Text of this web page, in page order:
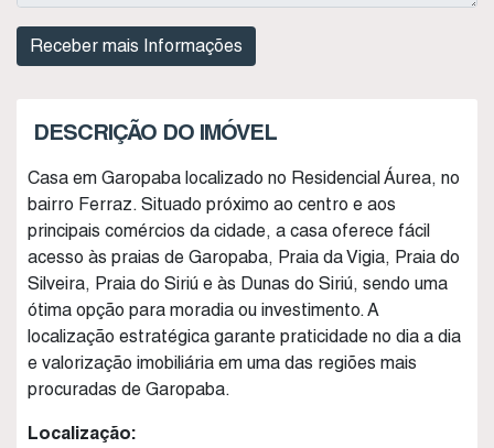
DESCRIÇÃO DO IMÓVEL
Casa em Garopaba localizado no Residencial Áurea, no
bairro Ferraz. Situado próximo ao centro e aos
principais comércios da cidade, a casa oferece fácil
acesso às praias de Garopaba, Praia da Vigia, Praia do
Silveira, Praia do Siriú e às Dunas do Siriú, sendo uma
ótima opção para moradia ou investimento. A
localização estratégica garante praticidade no dia a dia
e valorização imobiliária em uma das regiões mais
procuradas de Garopaba.
Localização: